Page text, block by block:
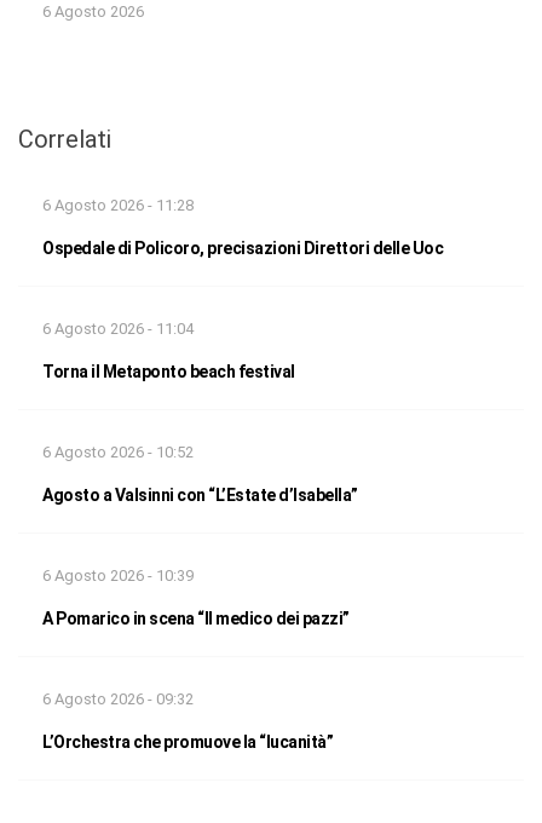
6 Agosto 2026
Correlati
6 Agosto 2026 - 11:28
Ospedale di Policoro, precisazioni Direttori delle Uoc
6 Agosto 2026 - 11:04
Torna il Metaponto beach festival
6 Agosto 2026 - 10:52
Agosto a Valsinni con “L’Estate d’Isabella”
6 Agosto 2026 - 10:39
A Pomarico in scena “Il medico dei pazzi”
6 Agosto 2026 - 09:32
L’Orchestra che promuove la “lucanità”